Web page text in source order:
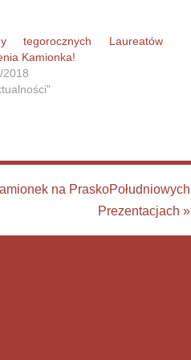
tegorocznych Laureatów
Kamionka!
2018
na PraskoPołudniowych
Prezentacjach »